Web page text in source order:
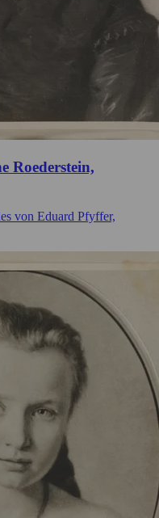
Roederstein,
von Eduard Pfyffer,